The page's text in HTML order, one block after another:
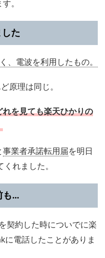
。
した
、電波を利用したもの。
原理は同じ。
れを見ても楽天ひかりの
事業者承諾転用届を明日
れました。
も…
契約した時についでに楽
電話したことがありま